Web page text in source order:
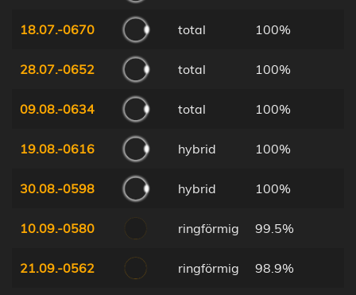
18.07.-0670 total 100%
28.07.-0652 total 100%
09.08.-0634 total 100%
19.08.-0616 hybrid 100%
30.08.-0598 hybrid 100%
10.09.-0580 ringförmig 99.5%
21.09.-0562 ringförmig 98.9%